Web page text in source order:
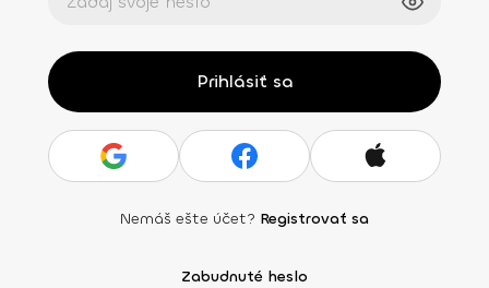
Prihlásiť sa
Nemáš ešte účet? Registrovať sa
Zabudnuté heslo